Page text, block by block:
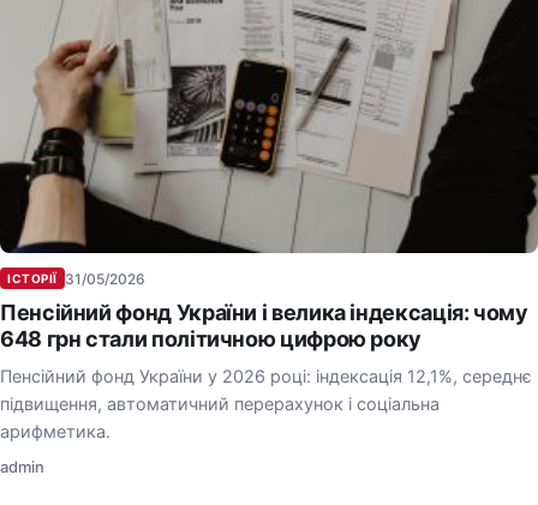
ІСТОРІЇ 31/05/2026
Пенсійний фонд України і велика індексація: чому
648 грн стали політичною цифрою року
Пенсійний фонд України у 2026 році: індексація 12,1%, середнє
підвищення, автоматичний перерахунок і соціальна
арифметика.
admin